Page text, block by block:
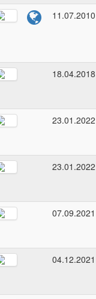
11.07.2010
18.04.2018
23.01.2022
23.01.2022
07.09.2021
04.12.2021